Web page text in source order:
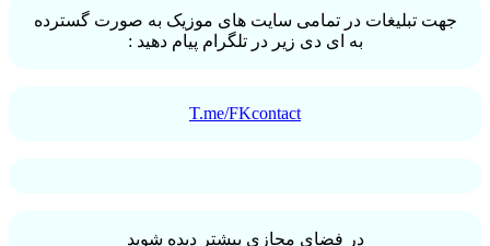
آرش کسری1
آرش کیهان1
جهت تبلیغات در تمامی سایت های موزیک به صورت گسترده
به ای دی زیر در تلگرام پیام دهید :
T.me/FKcontact
در فضای مجازی بیشتر دیده شوید